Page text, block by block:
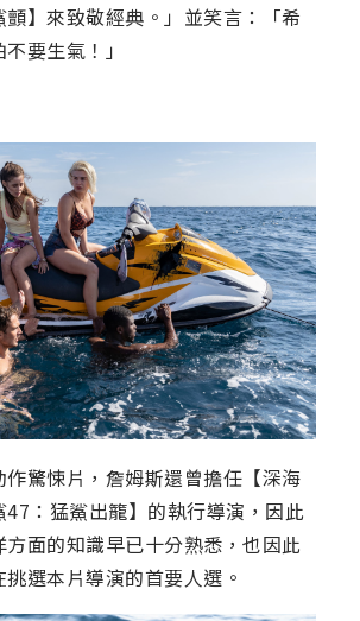
】來致敬經典。」並笑言：「希
要生氣！」
作驚悚片，詹姆斯還曾擔任【深海
47：猛鯊出籠】的執行導演，因此
面的知識早已十分熟悉，也因此
選本片導演的首要人選。